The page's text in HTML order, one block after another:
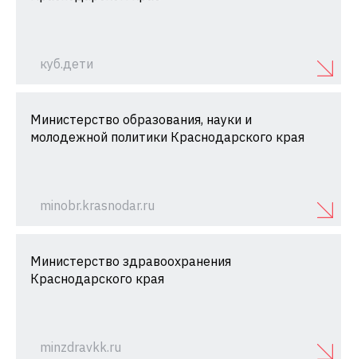
куб.дети
Министерство образования, науки и
молодежной политики Краснодарского края
minobr.krasnodar.ru
Министерство здравоохранения
Краснодарского края
minzdravkk.ru